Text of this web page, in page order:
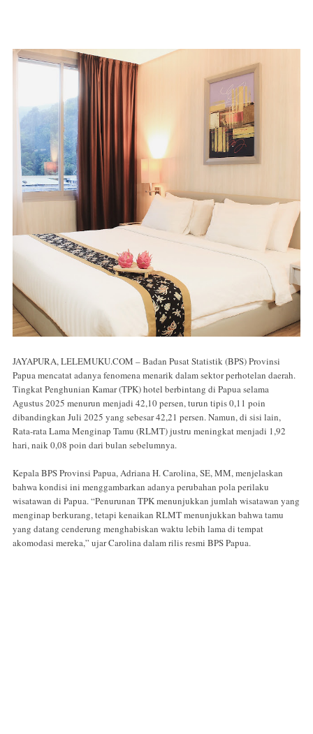
JAYAPURA, LELEMUKU.COM – Badan Pusat Statistik (BPS) Provinsi
Papua mencatat adanya fenomena menarik dalam sektor perhotelan daerah.
Tingkat Penghunian Kamar (TPK) hotel berbintang di Papua selama
Agustus 2025 menurun menjadi 42,10 persen, turun tipis 0,11 poin
dibandingkan Juli 2025 yang sebesar 42,21 persen. Namun, di sisi lain,
Rata-rata Lama Menginap Tamu (RLMT) justru meningkat menjadi 1,92
hari, naik 0,08 poin dari bulan sebelumnya.
Kepala BPS Provinsi Papua, Adriana H. Carolina, SE, MM, menjelaskan
bahwa kondisi ini menggambarkan adanya perubahan pola perilaku
wisatawan di Papua. “Penurunan TPK menunjukkan jumlah wisatawan yang
menginap berkurang, tetapi kenaikan RLMT menunjukkan bahwa tamu
yang datang cenderung menghabiskan waktu lebih lama di tempat
akomodasi mereka,” ujar Carolina dalam rilis resmi BPS Papua.